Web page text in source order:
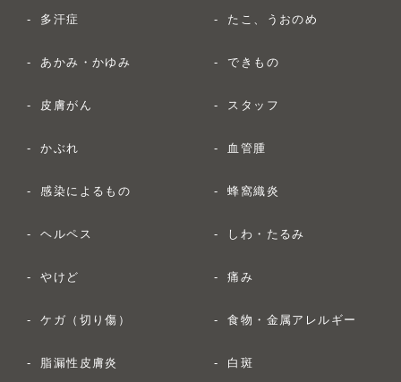
多汗症 たこ、うおのめ
あかみ・かゆみ できもの
皮膚がん スタッフ
かぶれ 血管腫
感染によるもの 蜂窩織炎
ヘルペス しわ・たるみ
やけど 痛み
ケガ（切り傷） 食物・金属アレルギー
脂漏性皮膚炎 白斑